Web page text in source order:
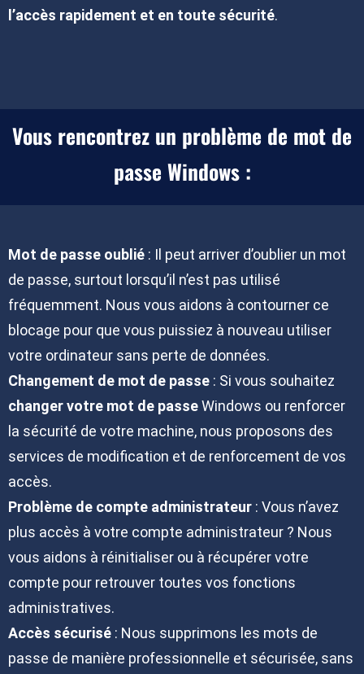
l’accès rapidement et en toute sécurité.
Vous rencontrez un problème de mot de
passe Windows :
Mot de passe oublié : Il peut arriver d’oublier un mot
de passe, surtout lorsqu’il n’est pas utilisé
fréquemment. Nous vous aidons à contourner ce
blocage pour que vous puissiez à nouveau utiliser
votre ordinateur sans perte de données.
Changement de mot de passe : Si vous souhaitez
changer votre mot de passeWindows ou renforcer
la sécurité de votre machine, nous proposons des
services de modification et de renforcement de vos
accès.
Problème de compte administrateur : Vous n’avez
plus accès à votre compte administrateur ? Nous
vous aidons à réinitialiser ou à récupérer votre
compte pour retrouver toutes vos fonctions
administratives.
Accès sécurisé : Nous supprimons les mots de
passe de manière professionnelle et sécurisée, sans